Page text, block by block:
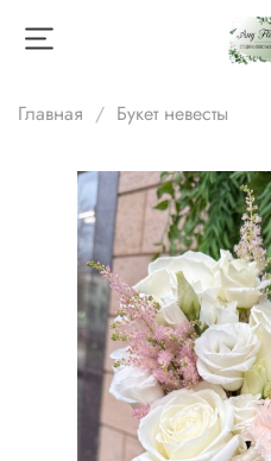
Главная Букет невесты